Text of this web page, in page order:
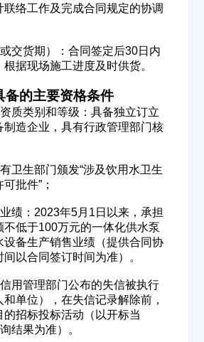
联络工作及完成合同规定的协调
交货期）：合同签定后30日内
据现场施工进度及时供货。
备的主要资格条件
质类别和等级：具备独立订立
制造企业，具有行政管理部门核
卫生部门颁发“涉及饮用水卫生
批件”；
绩：2023年5月1日以来，承担
不低于100万元的一体化供水泵
设备生产销售业绩（提供合同协
以合同签订时间为准）。
用管理部门公布的失信被执行
和单位），在失信记录解除前，
的招标投标活动（以开标当
结果为准）。
入驻供应商 ဆ